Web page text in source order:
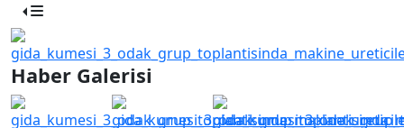
Haber Galerisi